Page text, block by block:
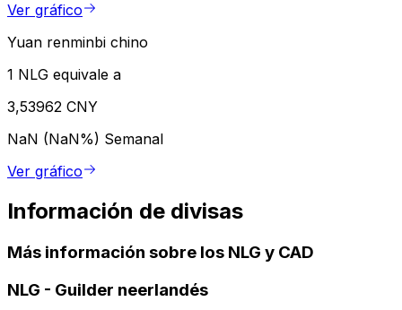
Ver gráfico
Yuan renminbi chino
1 NLG equivale a
3,53962 CNY
NaN (NaN%) Semanal
Ver gráfico
Información de divisas
Más información sobre los NLG y CAD
NLG - Guilder neerlandés